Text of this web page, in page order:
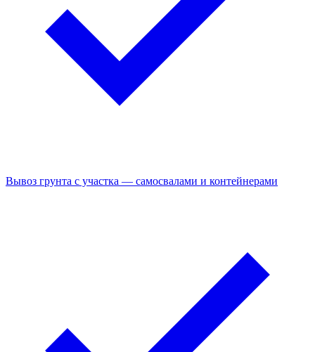
Вывоз грунта с участка — самосвалами и контейнерами